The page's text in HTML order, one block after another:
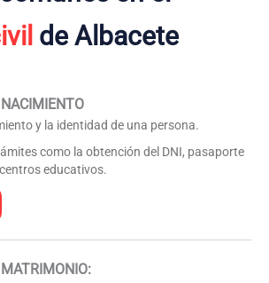
de Albacete
y la identidad de una persona.
como la obtención del DNI, pasaporte
educativos.